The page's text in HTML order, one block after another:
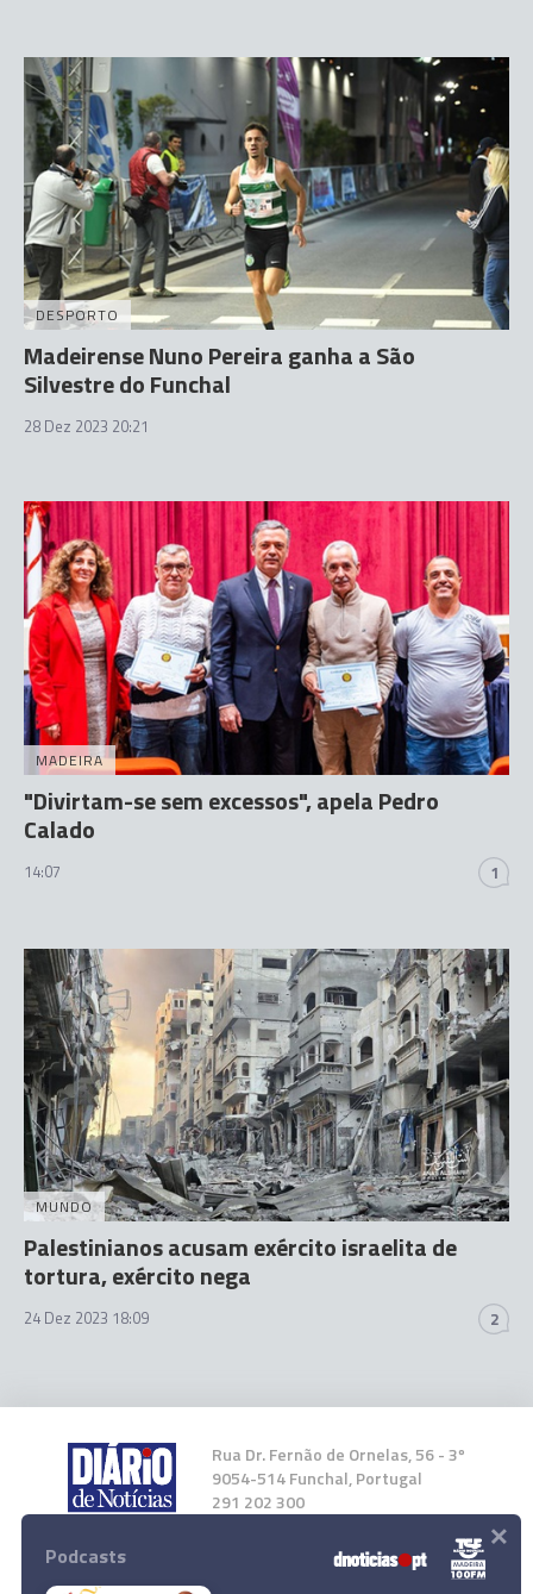
DESPORTO
Madeirense Nuno Pereira ganha a São
Silvestre do Funchal
28 Dez 2023 20:21
MADEIRA
"Divirtam-se sem excessos", apela Pedro
Calado
14:07 1
MUNDO
Palestinianos acusam exército israelita de
tortura, exército nega
24 Dez 2023 18:09 2
Rua Dr. Fernão de Ornelas, 56 - 3º
9054-514 Funchal, Portugal
291 202 300
Instale a nossa App
Podcasts ×